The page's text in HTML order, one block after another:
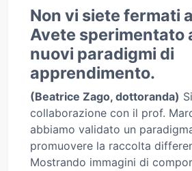
Non vi siete fermati
Avete sperimentato
nuovi paradigmi di
apprendimento.
(Beatrice Zago, dottoranda)
collaborazione con il prof.
abbiamo validato un
promuovere la raccolta
Mostrando immagini di